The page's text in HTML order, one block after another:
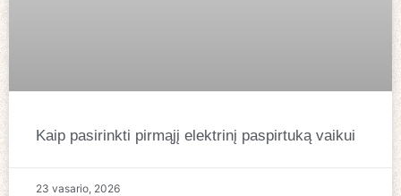
Kaip pasirinkti pirmąjį elektrinį paspirtuką vaikui
23 vasario, 2026